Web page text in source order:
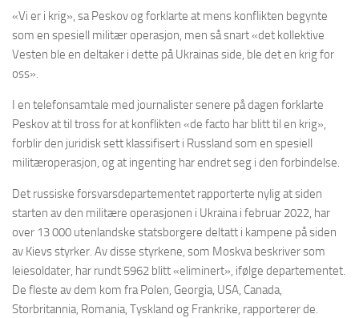
«Vi er i krig», sa Peskov og forklarte at mens konflikten begynte
som en spesiell militær operasjon, men så snart «det kollektive
Vesten ble en deltaker i dette på Ukrainas side, ble det en krig for
oss».
I en telefonsamtale med journalister senere på dagen forklarte
Peskov at til tross for at konflikten «de facto har blitt til en krig»,
forblir den juridisk sett klassifisert i Russland som en spesiell
militæroperasjon, og at ingenting har endret seg i den forbindelse.
Det russiske forsvarsdepartementet rapporterte nylig at siden
starten av den militære operasjonen i Ukraina i februar 2022, har
over 13 000 utenlandske statsborgere deltatt i kampene på siden
av Kievs styrker. Av disse styrkene, som Moskva beskriver som
leiesoldater, har rundt 5962 blitt «eliminert», ifølge departementet.
De fleste av dem kom fra Polen, Georgia, USA, Canada,
Storbritannia, Romania, Tyskland og Frankrike, rapporterer de.